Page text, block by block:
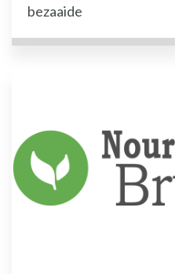
bezaaide